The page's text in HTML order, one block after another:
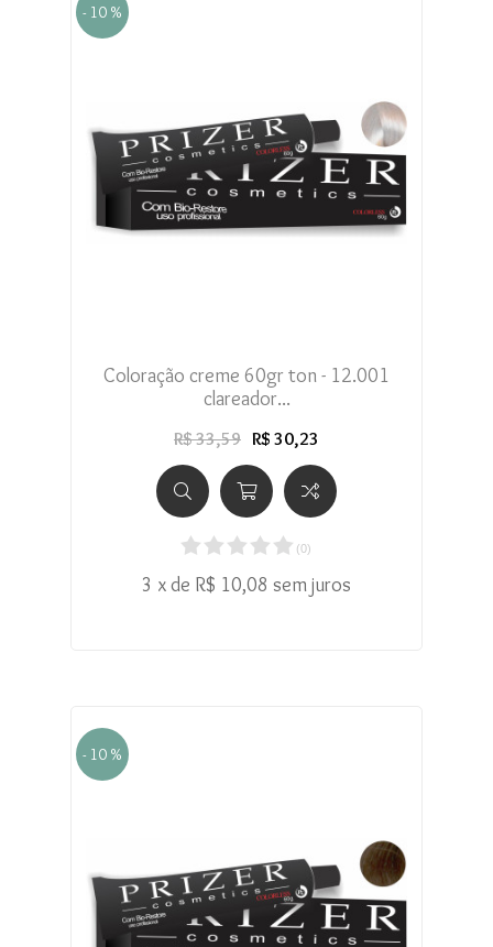
- 10 %
Coloração creme 60gr ton - 12.001
clareador...
R$ 33,59 R$ 30,23
(0)
3 x de R$ 10,08 sem juros
- 10 %